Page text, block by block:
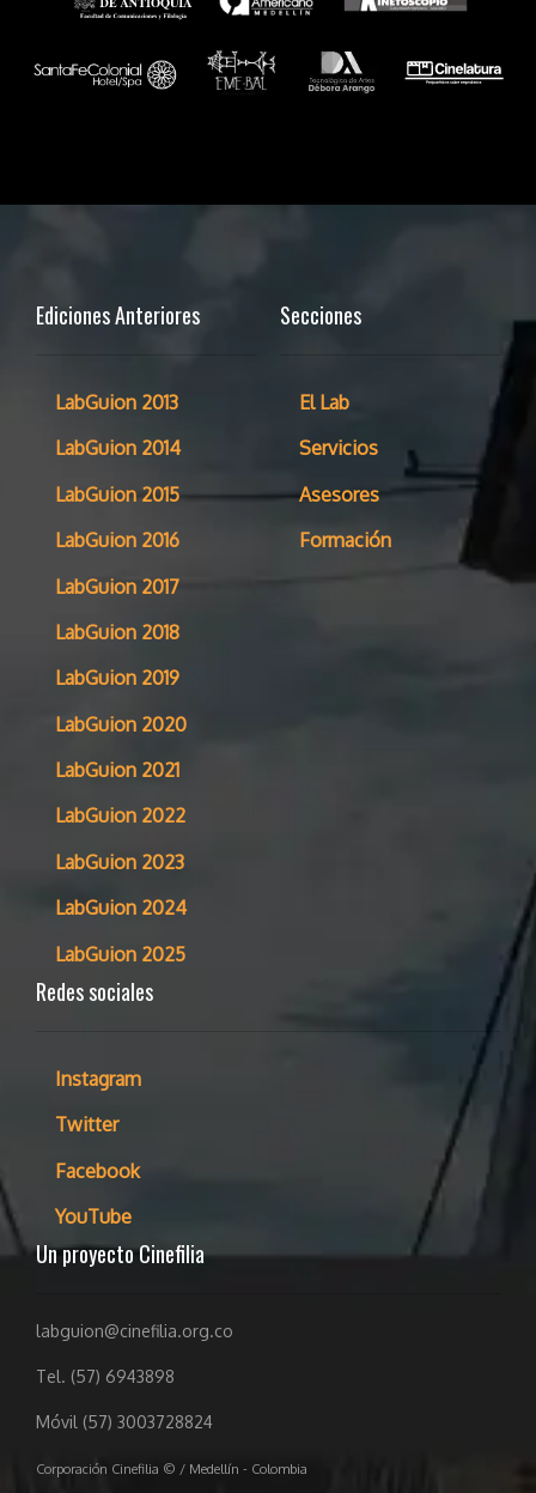
Ediciones Anteriores
LabGuion 2013
LabGuion 2014
LabGuion 2015
LabGuion 2016
LabGuion 2017
LabGuion 2018
LabGuion 2019
LabGuion 2020
LabGuion 2021
LabGuion 2022
LabGuion 2023
LabGuion 2024
LabGuion 2025
Secciones
El Lab
Servicios
Asesores
Formación
Redes sociales
Instagram
Twitter
Facebook
YouTube
Un proyecto Cinefilia
labguion@cinefilia.org.co
Tel. (57) 6943898
Móvil (57) 3003728824
Corporación Cinefilia © / Medellín - Colombia